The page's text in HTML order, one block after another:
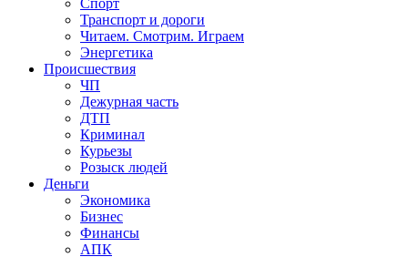
Спорт
Транспорт и дороги
Читаем. Смотрим. Играем
Энергетика
Происшествия
ЧП
Дежурная часть
ДТП
Криминал
Курьезы
Розыск людей
Деньги
Экономика
Бизнес
Финансы
АПК